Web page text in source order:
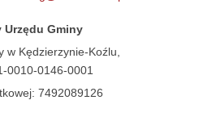
Gminy
w Kędzierzynie-Koźlu,
0010-0146-0001
7492089126